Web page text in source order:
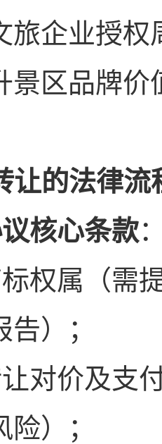
旅企业授权
景区品牌价
让的法律流
核心条款
权属（需
）；
对价及支
）；